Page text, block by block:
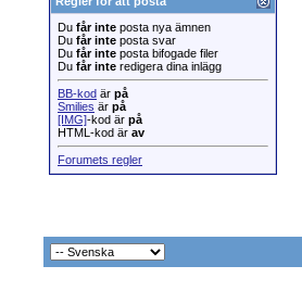
Du får inte posta nya ämnen
Du får inte posta svar
Du får inte posta bifogade filer
Du får inte redigera dina inlägg
BB-kod är på
Smilies är på
[IMG]-kod är på
HTML-kod är av
Forumets regler